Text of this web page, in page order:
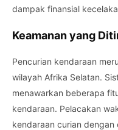
dampak finansial
Keamanan yang
Pencurian kendaraan
wilayah Afrika Selatan.
menawarkan beberapa
kendaraan. Pelacakan
kendaraan curian